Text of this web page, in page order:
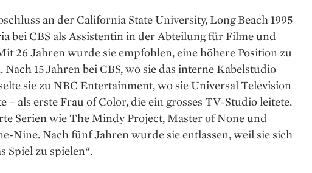
an der California State University, Long Beach 1995
bei CBS als Assistentin in der Abteilung für Filme und
26 Jahren wurde sie empfohlen, eine höhere Position zu
15 Jahren bei CBS, wo sie das interne Kabelstudio
sie zu NBC Entertainment, wo sie Universal Television
– als erste Frau of Color, die ein grosses TV-Studio leitete.
Serien wie The Mindy Project, Master of None und
Nine. Nach fünf Jahren wurde sie entlassen, weil sie sich
Spiel zu spielen“.